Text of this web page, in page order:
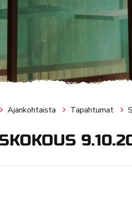
Ajankohtaista Tapahtumat